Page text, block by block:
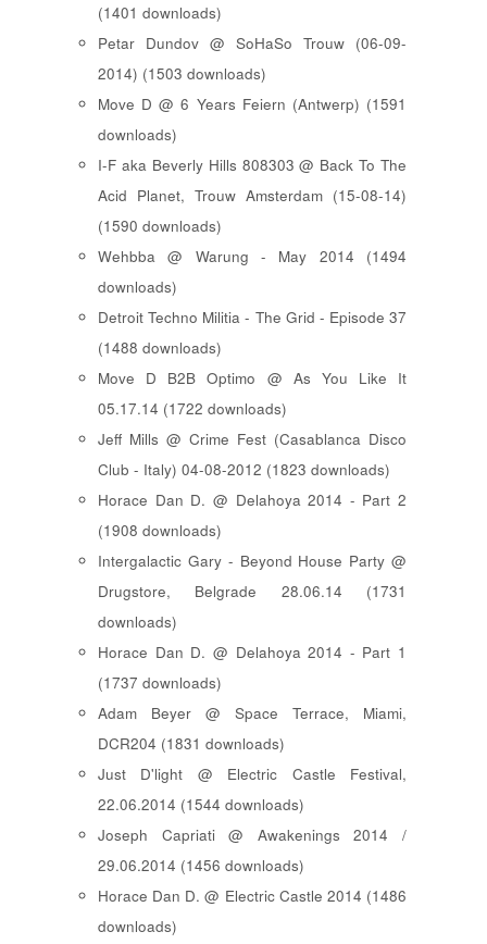
(1401 downloads)
Petar Dundov @ SoHaSo Trouw (06-09-
2014) (1503 downloads)
Move D @ 6 Years Feiern (Antwerp) (1591
downloads)
I-F aka Beverly Hills 808303 @ Back To The
Acid Planet, Trouw Amsterdam (15-08-14)
(1590 downloads)
Wehbba @ Warung - May 2014 (1494
downloads)
Detroit Techno Militia - The Grid - Episode 37
(1488 downloads)
Move D B2B Optimo @ As You Like It
05.17.14 (1722 downloads)
Jeff Mills @ Crime Fest (Casablanca Disco
Club - Italy) 04-08-2012 (1823 downloads)
Horace Dan D. @ Delahoya 2014 - Part 2
(1908 downloads)
Intergalactic Gary - Beyond House Party @
Drugstore, Belgrade 28.06.14 (1731
downloads)
Horace Dan D. @ Delahoya 2014 - Part 1
(1737 downloads)
Adam Beyer @ Space Terrace, Miami,
DCR204 (1831 downloads)
Just D'light @ Electric Castle Festival,
22.06.2014 (1544 downloads)
Joseph Capriati @ Awakenings 2014 /
29.06.2014 (1456 downloads)
Horace Dan D. @ Electric Castle 2014 (1486
downloads)